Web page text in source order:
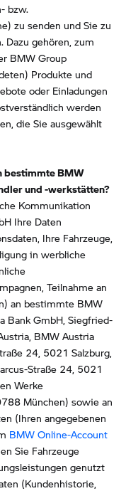
bzw.
zu senden und Sie zu
Dazu gehören, zum
BMW Group
Produkte und
oder Einladungen
werden
die Sie ausgewählt
bestimmte BMW
und -werkstätten?
Kommunikation
Ihre Daten
Ihre Fahrzeuge,
in werbliche
Teilnahme an
an bestimmte BMW
Bank GmbH, Siegfried-
BMW Austria
24, 5021 Salzburg,
Straße 24, 5021
Werke
München) sowie an
(Ihren angegebenen
BMW Online-Account
Sie Fahrzeuge
genutzt
(Kundenhistorie,